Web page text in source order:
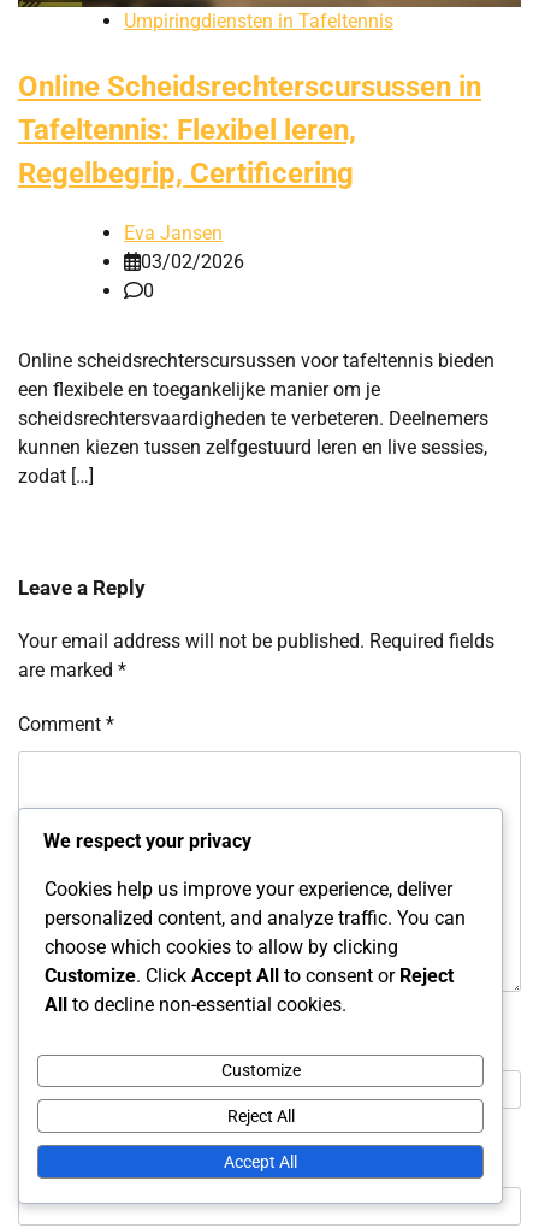
Umpiringdiensten in Tafeltennis
Online Scheidsrechterscursussen in
Tafeltennis: Flexibel leren,
Regelbegrip, Certificering
Eva Jansen
03/02/2026
0
Online scheidsrechterscursussen voor tafeltennis bieden
een flexibele en toegankelijke manier om je
scheidsrechtersvaardigheden te verbeteren. Deelnemers
kunnen kiezen tussen zelfgestuurd leren en live sessies,
zodat […]
Leave a Reply
Your email address will not be published. Required fields
are marked *
Comment *
We respect your privacy
Cookies help us improve your experience, deliver
personalized content, and analyze traffic. You can
choose which cookies to allow by clicking
Customize. Click Accept All to consent or Reject
All to decline non-essential cookies.
Customize
Reject All
Accept All